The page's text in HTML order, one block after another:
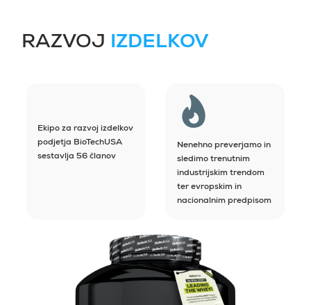
RAZVOJ IZDELKOV
Ekipo za razvoj izdelkov
podjetja BioTechUSA
sestavlja 56 članov
Nenehno preverjamo in
sledimo trenutnim
industrijskim trendom
ter evropskim in
nacionalnim predpisom